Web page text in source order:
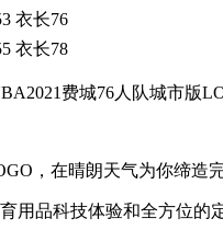
衣长76
衣长78
费城76人队城市版
，在晴朗天气为你缔造
用品科技体验和全方位的